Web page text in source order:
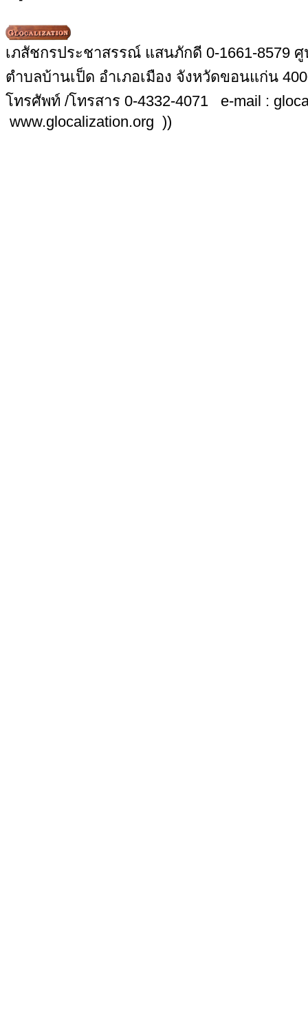
เภสัชกรประชาสรรณ์ แสนภักดี 0-1661-8579
ตำบลบ้านเป็ด อำเภอเมือง จังหวัดขอนแก่น
โทรศัพท์ /โทรสาร 0-4332-4071 e-mail :
www.glocalization.org ))